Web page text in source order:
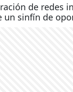
de redes
un sinfín de